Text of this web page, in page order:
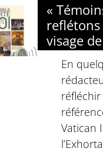
«
reflétons
visage
En
Vatican